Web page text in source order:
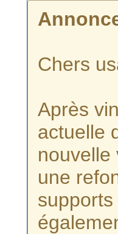
Chers
Après
actuelle
nouvelle
une